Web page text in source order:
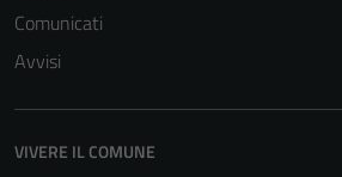
Comunicati
Avvisi
VIVERE IL COMUNE